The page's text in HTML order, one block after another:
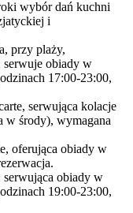
wybór dań kuchni
i
przy plaży,
serwuje obiady w
17:00-23:00,
serwująca kolacje
w środy), wymagana
oferująca obiady w
serwująca obiady w
19:00-23:00,